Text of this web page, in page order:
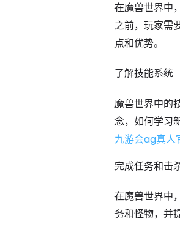
在魔兽世界中
之前，玩家需
点和优势。
了解技能系统
魔兽世界中的
念，如何学习
九游会ag真人
完成任务和击
在魔兽世界中
务和怪物，并